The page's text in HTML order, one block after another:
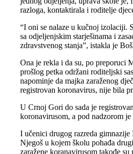
razloga, kontaktirala i roditelje
“I oni se nalaze u kučnoj izolaciji.
sa odjeljenjskim starješinama i
zdravstvenog stanja”, istakla je
Ona je rekla i da su, po preporuci
prošlog petka održani roditeljski
napominje da majka zaraženog
registrovan koronavirus, nije bila
U Crnoj Gori do sada je
koronavirusom, a pod nadzorom
I učenici drugog razreda gimnazije
Njegoš u kojem školu pohađa
zaražene koranavirusom takođe